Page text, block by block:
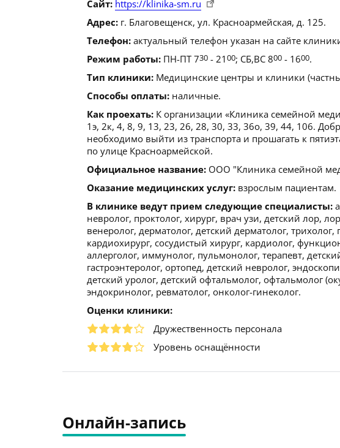
Сайт: https://klinika-sm.ru
Адрес: г. Благовещенск, ул. Красноармейская, д. 125.
Телефон: актуальный телефон указан на сайте
Режим работы: ПН-ПТ 730 - 2100; СБ,ВС 800 - 1600.
Тип клиники: Медицинские центры и клиники
Способы оплаты: наличные.
Как проехать: К организации «Клиника семейной
1э, 2к, 4, 8, 9, 13, 23, 26, 28, 30, 33, 36о, 39, 44, 106.
необходимо выйти из транспорта и прошагать к
по улице Красноармейской.
Официальное название: ООО "Клиника семейной
Оказание медицинских услуг: взрослым пациентам.
В клинике ведут прием следующие специалисты:
невролог, проктолог, хирург, врач узи, детский лор,
венеролог, дерматолог, детский дерматолог,
кардиохирург, сосудистый хирург, кардиолог,
аллерголог, иммунолог, пульмонолог, терапевт,
гастроэнтеролог, ортопед, детский невролог,
детский уролог, детский офтальмолог, офтальмолог
эндокринолог, ревматолог, онколог-гинеколог.
Оценки клиники:
Дружественность персонала
Уровень оснащённости
Онлайн-запись